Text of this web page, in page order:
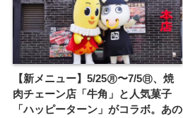
【新メニュー】5/25㊊〜7/5㊐、焼
肉チェーン店「牛角」と人気菓子
「ハッピーターン」がコラボ。あの